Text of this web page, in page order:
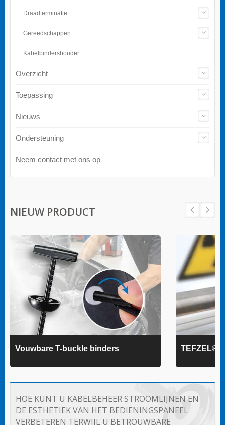
Draadterminatie
Gereedschappen
Kabelbindershouder
Overzicht
Toepassing
Nieuws
Ondersteuning
Neem contact met ons op
NIEUW PRODUCT
Vouwbare T-buckle binders TEFZEL®
HOE KUNT U KABELBEHEER STROOMLIJNEN EN
DE ESTHETIEK VAN HET BEDIENINGSPANEEL
VERBETEREN TERWIJL U BETROUWBARE